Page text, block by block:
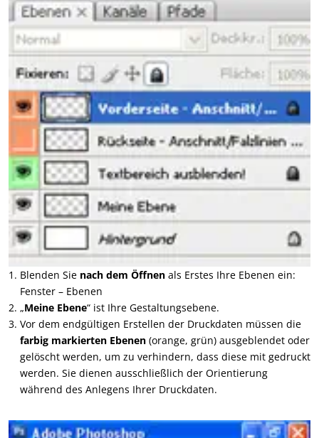
Blenden Sie nach dem Öffnen als Erstes Ihre Ebenen ein:
Fenster – Ebenen
„Meine Ebene“ ist Ihre Gestaltungsebene.
Vor dem endgültigen Erstellen der Druckdaten müssen die
farbig markierten Ebenen (orange, grün) ausgeblendet oder
gelöscht werden, um zu verhindern, dass diese mit gedruckt
werden. Sie dienen ausschließlich der Orientierung
während des Anlegens Ihrer Druckdaten.